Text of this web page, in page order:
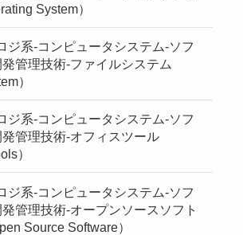
System）
ジ系-コンピュータシステム-ソフ
発管理技術-ファイルシステム
）
ジ系-コンピュータシステム-ソフ
発管理技術-オフィスツール
）
ジ系-コンピュータシステム-ソフ
発管理技術-オープンソースソフト
Source Software）